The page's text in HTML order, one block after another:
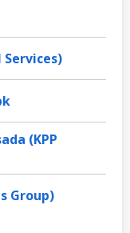
Services)
(KPP
Group)